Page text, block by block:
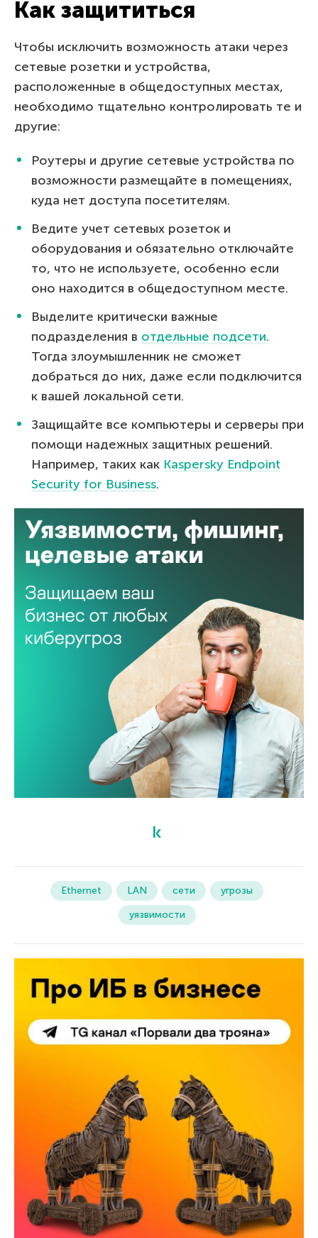
Как защититься
Чтобы исключить возможность атаки через
сетевые розетки и устройства,
расположенные в общедоступных местах,
необходимо тщательно контролировать те и
другие:
Роутеры и другие сетевые устройства по
возможности размещайте в помещениях,
куда нет доступа посетителям.
Ведите учет сетевых розеток и
оборудования и обязательно отключайте
то, что не используете, особенно если
оно находится в общедоступном месте.
Выделите критически важные
подразделения в отдельные подсети.
Тогда злоумышленник не сможет
добраться до них, даже если подключится
к вашей локальной сети.
Защищайте все компьютеры и серверы при
помощи надежных защитных решений.
Например, таких как Kaspersky Endpoint
Security for Business.
Ethernet LAN сети
угрозы
уязвимости